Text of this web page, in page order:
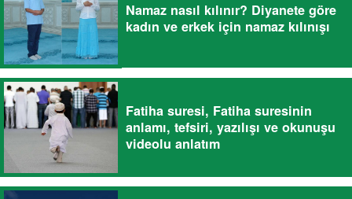
Namaz nasıl kılınır? Diyanete göre
kadın ve erkek için namaz kılınışı
Fatiha suresi, Fatiha suresinin
anlamı, tefsiri, yazılışı ve okunuşu
videolu anlatım